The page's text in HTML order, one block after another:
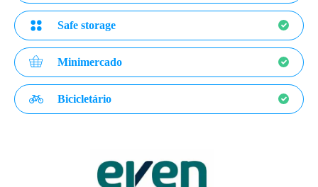
Safe storage
Minimercado
Bicicletário